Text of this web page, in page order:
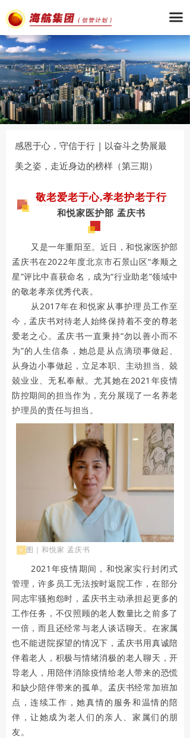
끀
感恩于心，守信于行 | 以奋斗之势展最
美之姿，走近身边的榜样（第三期）
欢
度
国
庆
盛
诞
0
2
2
年
是
中
华
敬老爱老于心,孝老护老于行
和悦家医护部 孟庆书
又是一年重阳至。近日，和悦家医护部
孟庆书在2022年度北京市石景山区“孝顺之
星”评比中喜获命名，成为“行业助老”领域中
的敬老孝亲优秀代表。
从2017年在和悦家从事护理员工作至
今，孟庆书对待老人始终保持着不变的尊老
爱老之心。孟庆书一直秉持“勿以善小而不
为”的人生信条，她总是从点滴琐事做起、
从身边小事做起，立足本职、主动担当、兢
兢业业、无私奉献。尤其她在2021年疫情
防控期间的担当作为，充分展现了一名养老
护理员的责任与担当。
> 图｜和悦家 孟庆书
2021年疫情期间，和悦家实行封闭式
管理，许多员工无法按时返院工作，在部分
同志牢骚抱怨时，孟庆书主动承担起更多的
工作任务，不仅照顾的老人数量比之前多了
一倍，而且还经常与老人谈话聊天。在家属
也不能进院探望的情况下，孟庆书用真诚陪
伴着老人，积极与情绪消极的老人聊天，开
导老人，用陪伴消除疫情给老人带来的恐慌
和缺少陪伴带来的孤单。孟庆书经常加班加
点，连续工作，她真情的服务和温情的陪
伴，让她成为老人们的亲人、家属们的朋
友。